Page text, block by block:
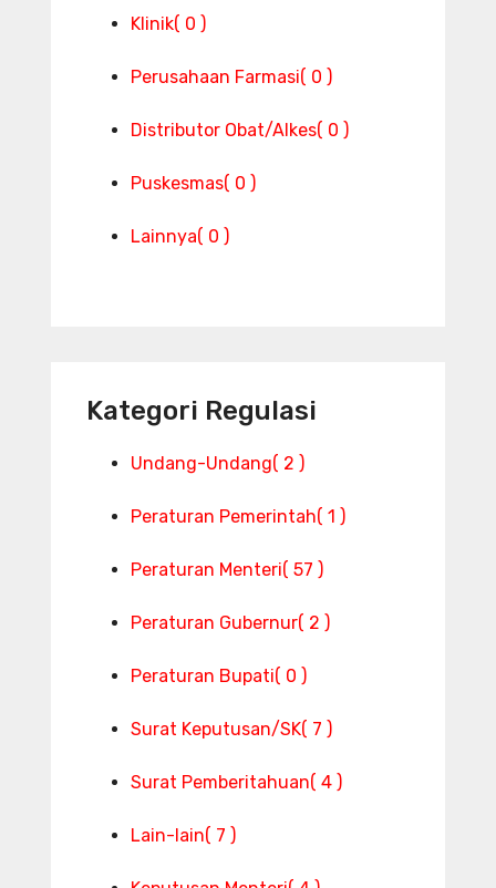
Klinik( 0 )
Perusahaan Farmasi( 0 )
Distributor Obat/Alkes( 0 )
Puskesmas( 0 )
Lainnya( 0 )
Kategori Regulasi
Undang-Undang( 2 )
Peraturan Pemerintah( 1 )
Peraturan Menteri( 57 )
Peraturan Gubernur( 2 )
Peraturan Bupati( 0 )
Surat Keputusan/SK( 7 )
Surat Pemberitahuan( 4 )
Lain-lain( 7 )